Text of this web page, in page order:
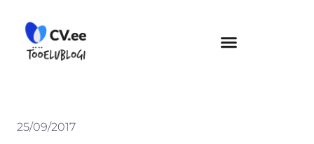
content
25/09/2017